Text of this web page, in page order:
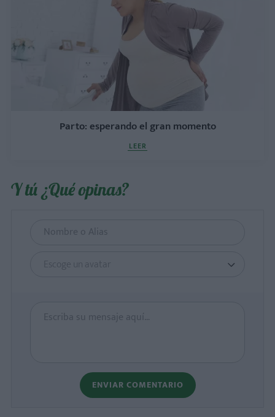
Parto: esperando el gran momento
LEER
Y tú ¿Qué opinas?
Escoge un avatar
ENVIAR COMENTARIO